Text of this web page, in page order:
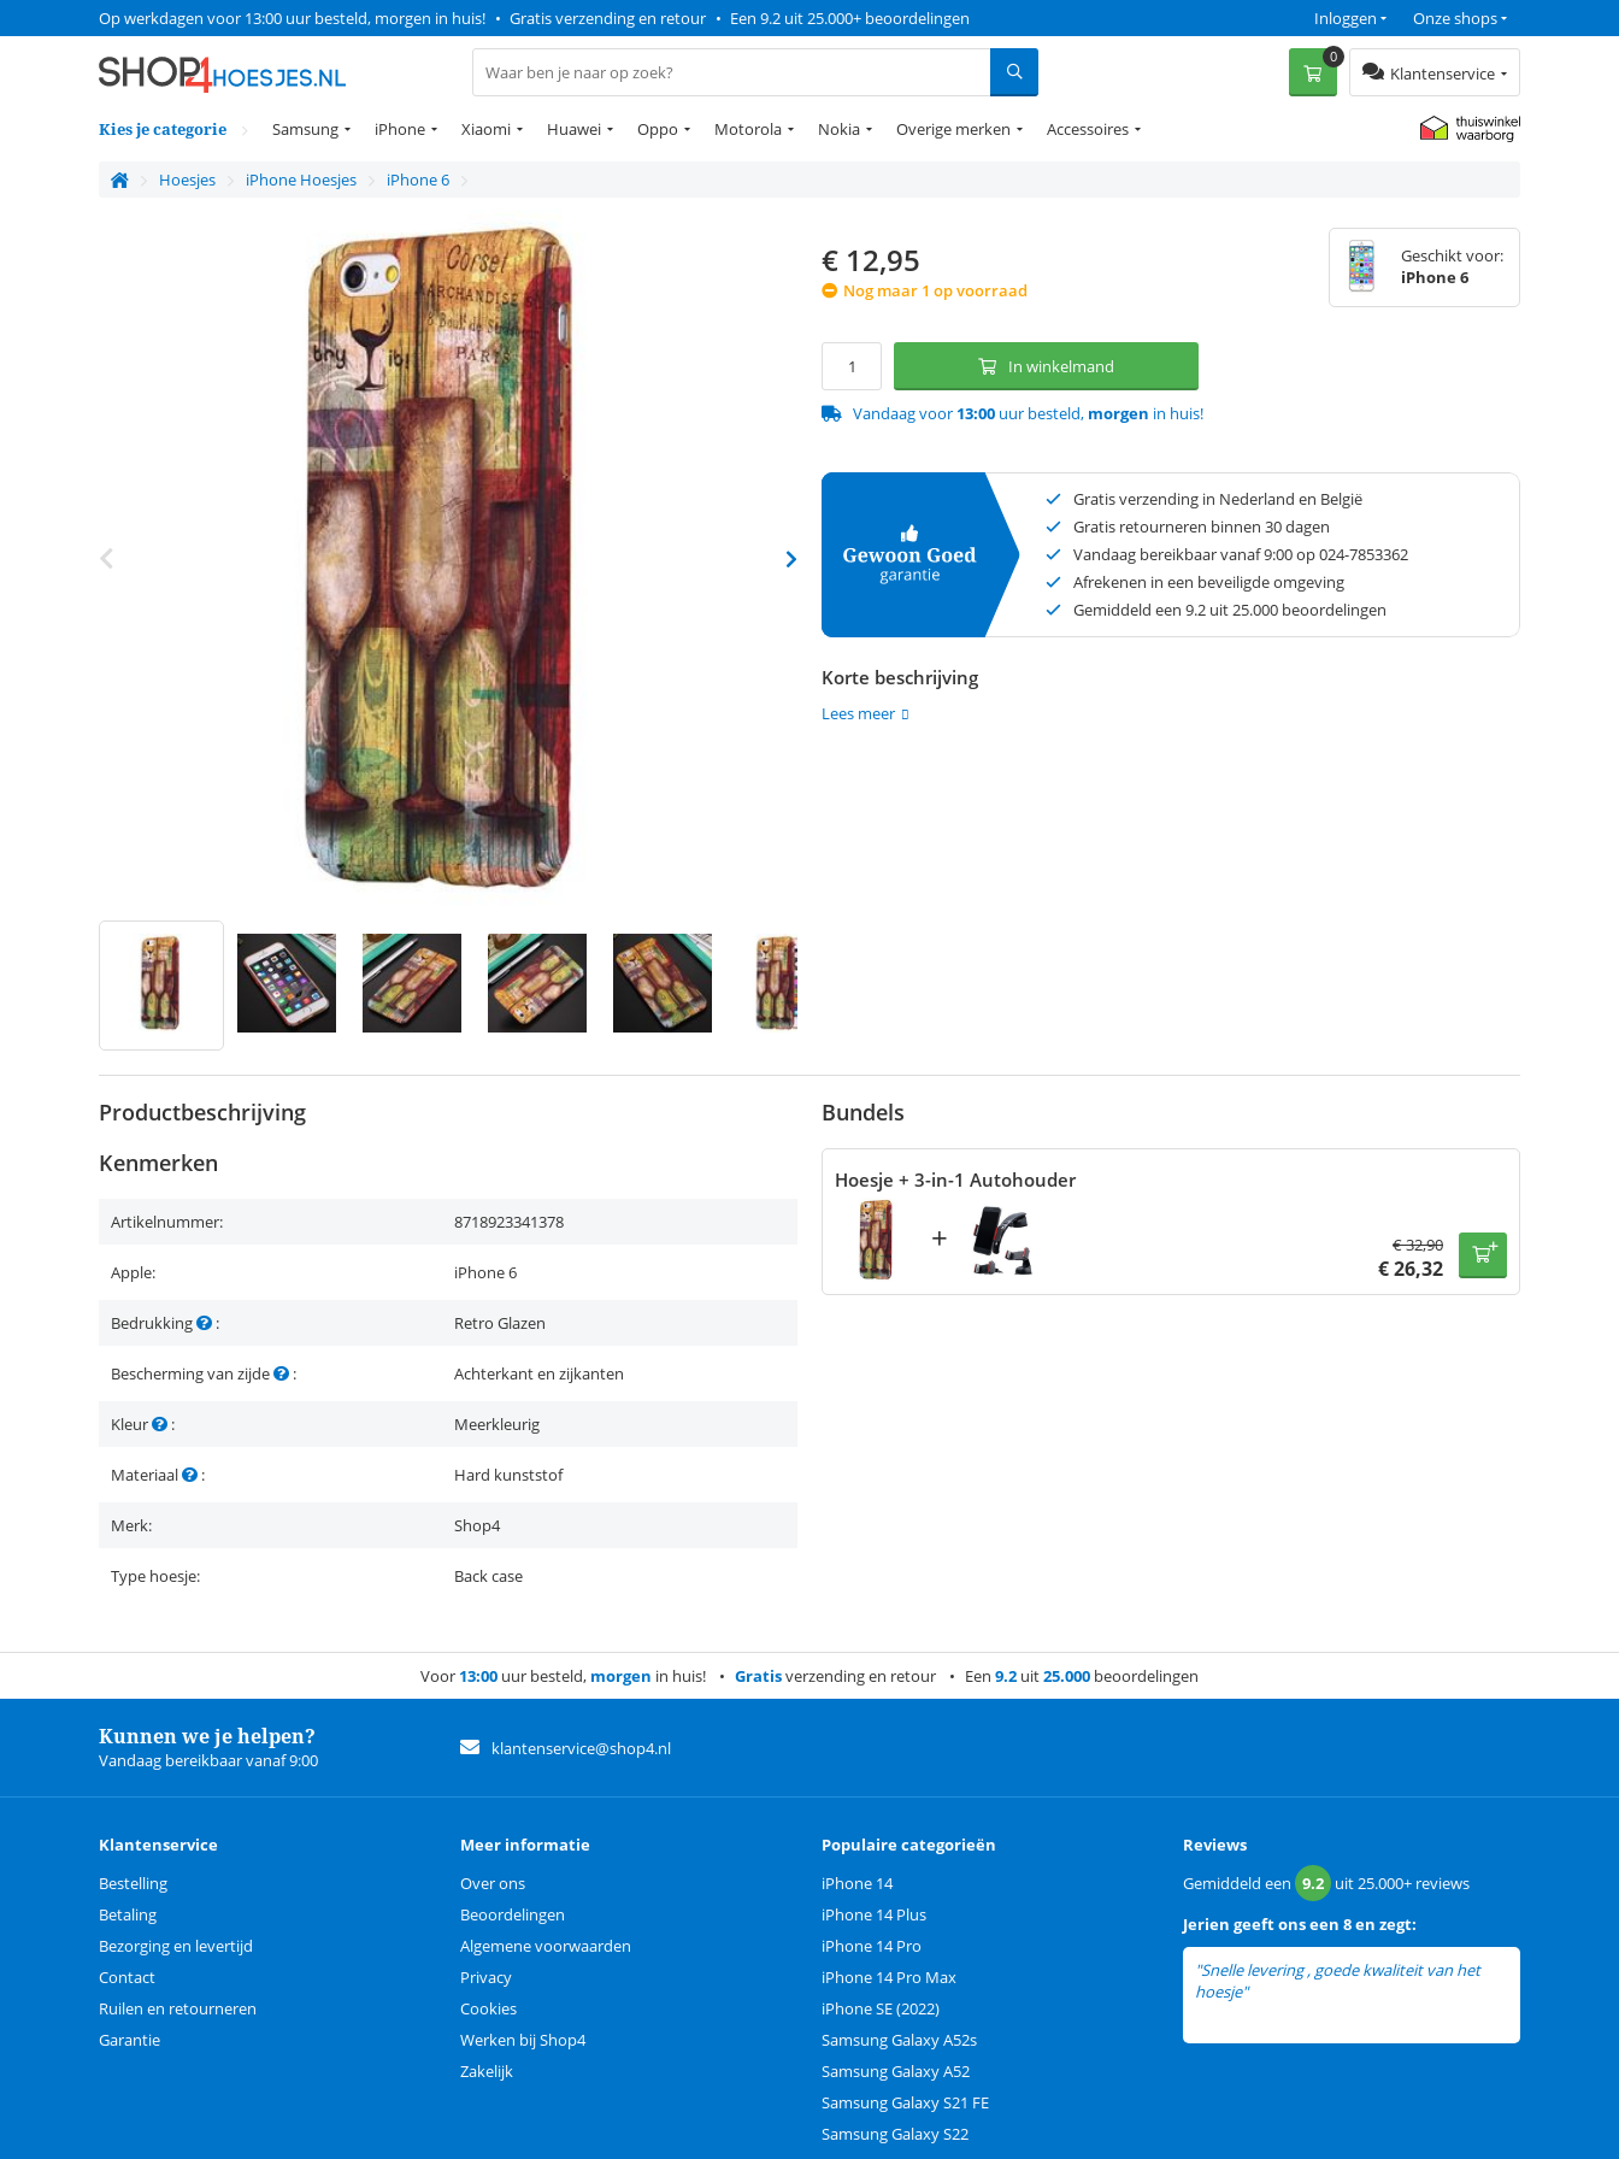
Op werkdagen voor 13:00 uur besteld, morgen in huis! • Gratis verzending en retour • Een 9.2 uit 25.000+ beoordelingen Onze shops
Inloggen
Klantenservice
0
Kies je categorie Samsung iPhone Xiaomi Huawei Oppo Motorola Nokia Overige merken Accessoires
Hoesjes iPhone Hoesjes iPhone 6
€ 12,95
Nog maar 1 op voorraad
Geschikt voor:
iPhone 6
In winkelmand
Vandaag voor 13:00 uur besteld, morgen in huis!
Gratis verzending in Nederland en België
Gratis retourneren binnen 30 dagen
Vandaag bereikbaar vanaf 9:00 op 024-7853362
Afrekenen in een beveiligde omgeving
Gemiddeld een 9.2 uit 25.000 beoordelingen
Korte beschrijving
Lees meer
Productbeschrijving
Kenmerken
Artikelnummer: 8718923341378
Apple: iPhone 6
Bedrukking : Retro Glazen
Bescherming van zijde : Achterkant en zijkanten
Kleur : Meerkleurig
Materiaal : Hard kunststof
Merk: Shop4
Type hoesje: Back case
Bundels
Hoesje + 3-in-1 Autohouder
+ €32,90
€26,32
Voor 13:00 uur besteld, morgen in huis! Gratisverzending en retour Een 9.2 uit25.000 beoordelingen
Kunnen we je helpen?
Vandaag bereikbaar vanaf 9:00
klantenservice@shop4.nl
Klantenservice
Bestelling
Betaling
Bezorging en levertijd
Contact
Ruilen en retourneren
Garantie
Meer informatie
Over ons
Beoordelingen
Algemene voorwaarden
Privacy
Cookies
Werken bij Shop4
Zakelijk
Populaire categorieën
iPhone 14
iPhone 14 Plus
iPhone 14 Pro
iPhone 14 Pro Max
iPhone SE (2022)
Samsung Galaxy A52s
Samsung Galaxy A52
Samsung Galaxy S21 FE
Samsung Galaxy S22
Reviews
Gemiddeld een 9.2 uit25.000+ reviews
Jerien geeft ons een 8 en zegt:
"Snelle levering , goede kwaliteit van het
hoesje"